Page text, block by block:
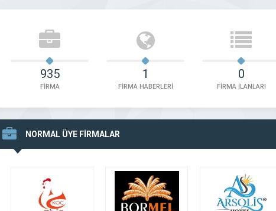
935
FİRMA
1
FİRMA HABERLERİ
0
FİRMA İLANLARI
NORMAL ÜYE FİRMALAR